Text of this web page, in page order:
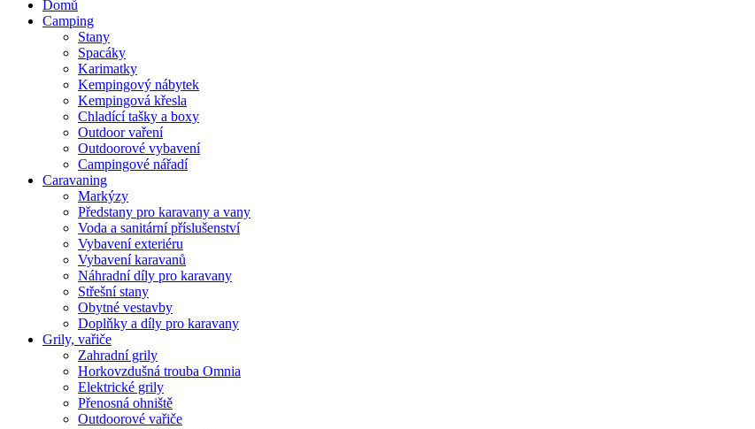
Domů
Camping
Stany
Spacáky
Karimatky
Kempingový nábytek
Kempingová křesla
Chladící tašky a boxy
Outdoor vaření
Outdoorové vybavení
Campingové nářadí
Caravaning
Markýzy
Předstany pro karavany a vany
Voda a sanitární příslušenství
Vybavení exteriéru
Vybavení karavanů
Náhradní díly pro karavany
Střešní stany
Obytné vestavby
Doplňky a díly pro karavany
Grily, vařiče
Zahradní grily
Horkovzdušná trouba Omnia
Elektrické grily
Přenosná ohniště
Outdoorové vařiče